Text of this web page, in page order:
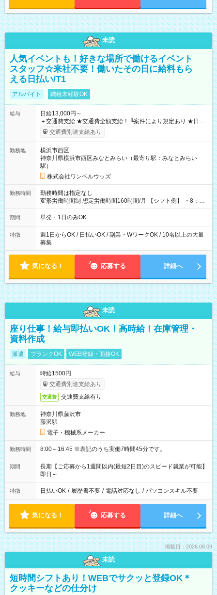
未読
人気イベントも！好きな場所で働けるイベント
スタッフ☆来社不要！働いたその日に給料もら
える日払い/T1
アルバイト 職種未経験OK
給与
日給13,000円～
＋交通費支給 ★交通費全額支給！ ┗案件により規定あり ★日払
いOK！（規定あり） ┗働いたその日に現金GET♪ お仕事後はコ
ンビニATMから 日払い分を引き落とせます！ 【試用期間】試
交通費別途支給あり
勤務地
横浜市西区
神奈川県横浜市西区みなとみらい（最寄り駅：みなとみらい
駅）
株式会社ワンベルウッズ
勤務時間
勤務時間は指定なし
変形労働時間制 想定労働時間160時間/月 【シフト例】 ・8：00
～21：00
期間 単発・1日のみOK
特徴
週1日からOK / 日払いOK / 副業・WワークOK / 10名以上の大量
募集
気になる！ 応募する 詳細へ
未読
座り仕事！給与即払いOK！高時給！在庫管理・
資料作成
派遣 ブランクOK WEB登録・面接OK
給与
時給1500円
交通費別途支給あり
交通費 交通費支給有り
勤務地
神奈川県藤沢市
藤沢駅
電子・機械系メーカー
勤務時間 8:00～16:45 ※表記のうち実働7時間45分です。
期間
長期【ご応募から1週間以内(最短2日目)のスピード就業が可能】
即日～
特徴 日払いOK / 履歴書不要 / 電話対応なし / パソコンスキル不要
気になる！ 応募する 詳細へ
掲載日：2026.08.09
未読
短時間シフトあり！WEBでサクッと登録OK＊
クッキーなどの仕分け